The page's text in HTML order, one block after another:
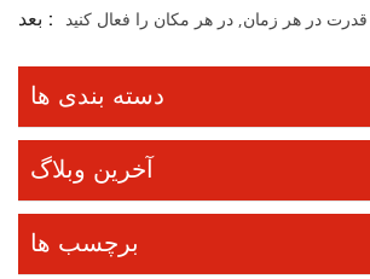
بعد : در هر زمان, در هر مکان را فعال کنید
دسته بندی ها
آخرین وبلاگ
برچسب ها